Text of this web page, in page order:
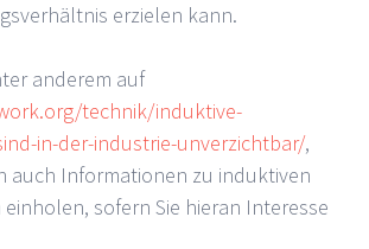
erzielen kann.
anderem auf
technik/induktive-
in-der-industrie-unverzichtbar/,
auch Informationen zu induktiven
sofern Sie hieran Interesse